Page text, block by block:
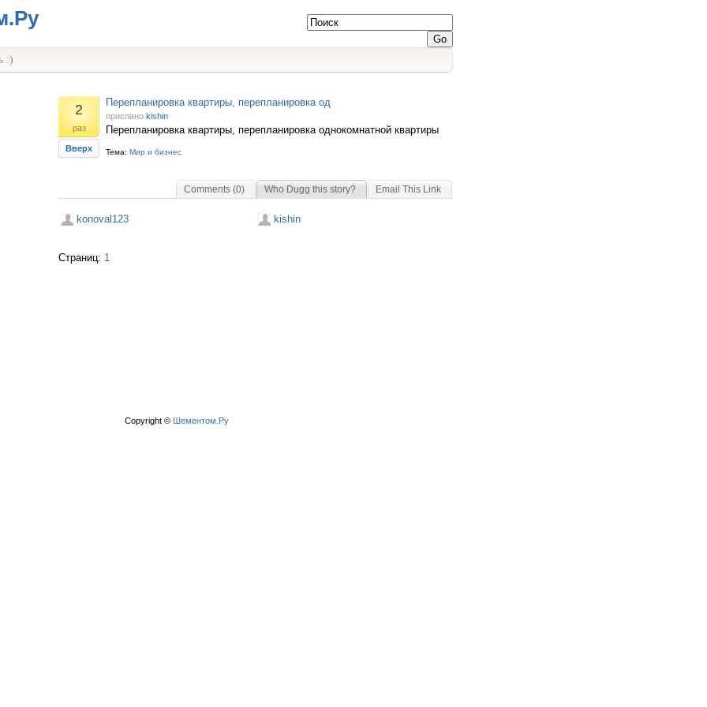
:)
2
раз
Вверх
Перепланировка квартиры, перепланировка од
прислано kishin
Перепланировка квартиры, перепланировка однокомнатной квартиры
Тема: Мир и бизнес
Comments (0) Who Dugg this story? Email This Link
konoval123 kishin
Страниц: 1
Copyright © Шементом.Ру